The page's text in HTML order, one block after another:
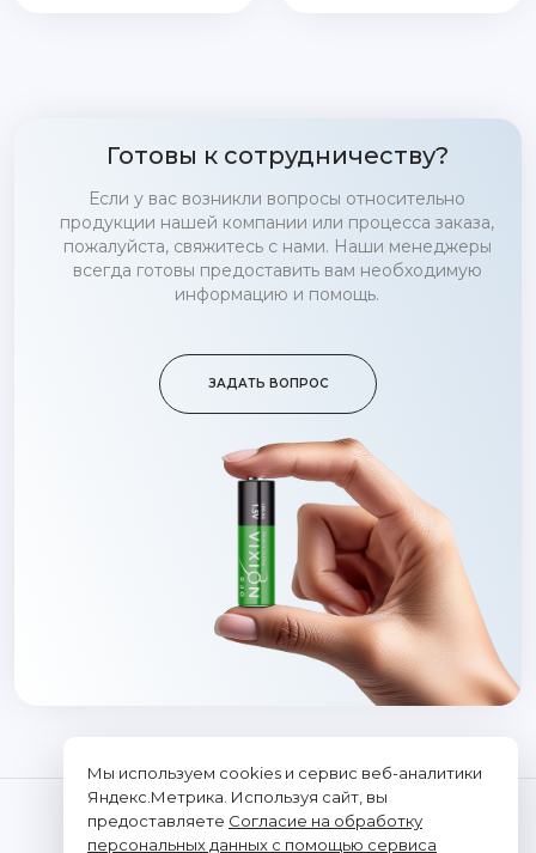
Готовы к сотрудничеству?
Если у вас возникли вопросы относительно
продукции нашей компании или процесса заказа,
пожалуйста, свяжитесь с нами. Наши менеджеры
всегда готовы предоставить вам необходимую
информацию и помощь.
ЗАДАТЬ ВОПРОС
Мы используем cookies и сервис веб-аналитики
Яндекс.Метрика. Используя сайт, вы
предоставляете Согласие на обработку
персональных данных с помощью сервиса